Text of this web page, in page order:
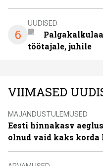
6
UUDISED
töötajale, juhile
VIIMASED
MAJANDUSTULEMUSED
Eesti hinnakasv
olnud vaid kaks korda